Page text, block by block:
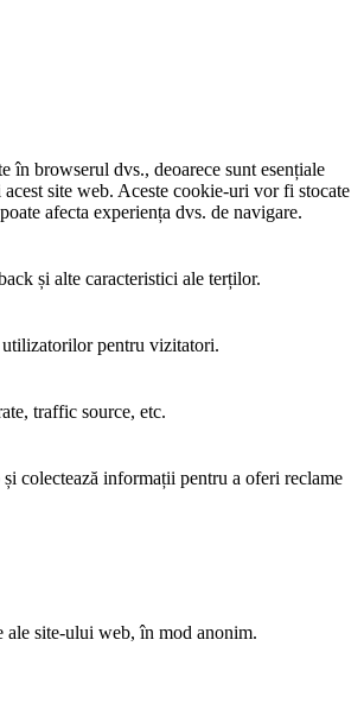
în browserul dvs., deoarece sunt esențiale
site web. Aceste cookie-uri vor fi stocate
afecta experiența dvs. de navigare.
și alte caracteristici ale terților.
utilizatorilor pentru vizitatori.
traffic source, etc.
colectează informații pentru a oferi reclame
ale site-ului web, în mod anonim.